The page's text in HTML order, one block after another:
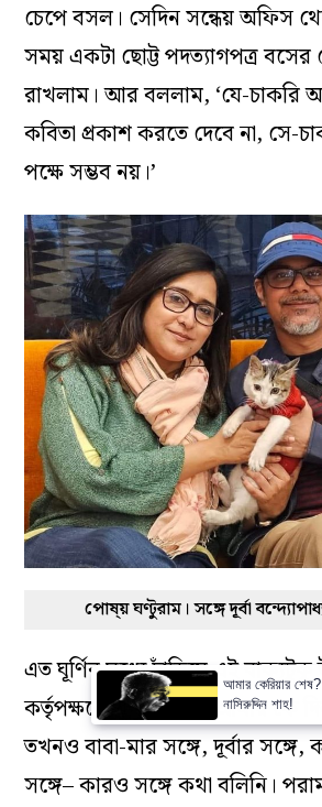
চেপে বসল। সেদিন সন্ধেয় অফিস
সময় একটা ছোট্ট পদত্যাগপত্র বসের
রাখলাম। আর বললাম, ‘যে-চাকরি
কবিতা প্রকাশ করতে দেবে না, সে-
পক্ষে সম্ভব নয়।’
পোষ্য় ঘণ্টুরাম। সঙ্গে দূর্বা
এত ঘূর্ণির মধ্যে দাঁড়িয়ে এই বাক্যটুকু
কর্তৃপক্ষকে বলার সাহস আমায় কে
তখনও বাবা-মার সঙ্গে, দূর্বার সঙ্গে,
সঙ্গে– কারও সঙ্গে কথা বলিনি।
আমার কেরিয়ার
নাসিরুদ্দিন শাহ!